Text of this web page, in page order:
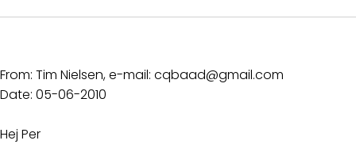
From: Tim Nielsen, e-mail: cqbaad@gmail.com
Date: 05-06-2010
Hej Per